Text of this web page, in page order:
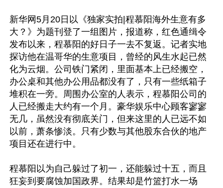
新华网5月20日以《独家实拍|程慕阳海外生意有多
大？》为题刊登了一组图片，报道称，红色通缉令
发布以来，程慕阳的好日子一去不复返。记者实地
探访他在温哥华的生意项目，曾经的风生水起已然
化为云烟。公司铁门紧闭，里面基本上已经搬空，
办公桌和其他办公用品都没有了，只有一些纸箱子
堆积在一旁。周围办公室的人表示，程慕阳公司的
人已经搬走大约有一个月。豪华娱乐中心顾客寥寥
无几，虽然没有彻底关门，但来这里的人已远不如
以前，萧条惨淡。只有少数与其他股东合伙的地产
项目还在进行中。
程慕阳以为自己躲过了初一，还能躲过十五，而且
狂妄到要腐蚀加国政界。结果却是竹篮打水一场